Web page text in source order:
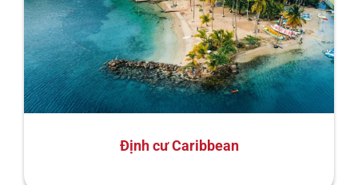
Định cư Caribbean